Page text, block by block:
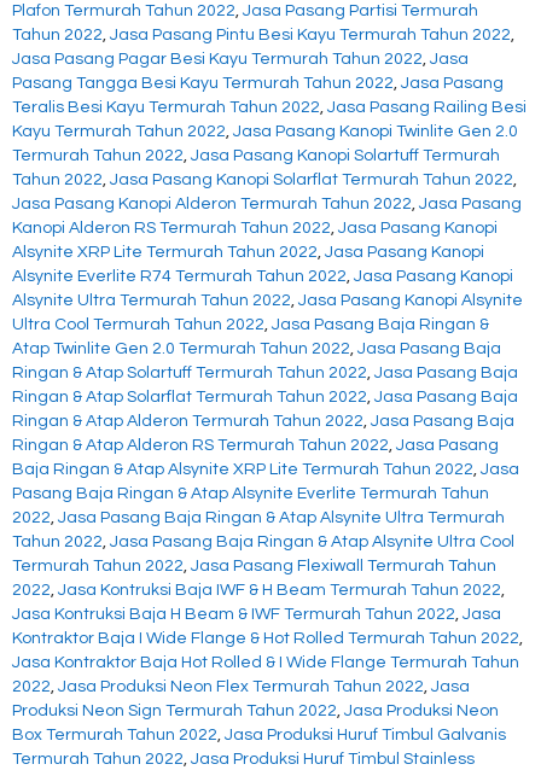
Plafon Termurah Tahun 2022, Jasa Pasang Partisi Termurah
Tahun 2022, Jasa Pasang Pintu Besi Kayu Termurah Tahun 2022,
Jasa Pasang Pagar Besi Kayu Termurah Tahun 2022, Jasa
Pasang Tangga Besi Kayu Termurah Tahun 2022, Jasa Pasang
Teralis Besi Kayu Termurah Tahun 2022, Jasa Pasang Railing Besi
Kayu Termurah Tahun 2022, Jasa Pasang Kanopi Twinlite Gen 2.0
Termurah Tahun 2022, Jasa Pasang Kanopi Solartuff Termurah
Tahun 2022, Jasa Pasang Kanopi Solarflat Termurah Tahun 2022,
Jasa Pasang Kanopi Alderon Termurah Tahun 2022, Jasa Pasang
Kanopi Alderon RS Termurah Tahun 2022, Jasa Pasang Kanopi
Alsynite XRP Lite Termurah Tahun 2022, Jasa Pasang Kanopi
Alsynite Everlite R74 Termurah Tahun 2022, Jasa Pasang Kanopi
Alsynite Ultra Termurah Tahun 2022, Jasa Pasang Kanopi Alsynite
Ultra Cool Termurah Tahun 2022, Jasa Pasang Baja Ringan &
Atap Twinlite Gen 2.0 Termurah Tahun 2022, Jasa Pasang Baja
Ringan & Atap Solartuff Termurah Tahun 2022, Jasa Pasang Baja
Ringan & Atap Solarflat Termurah Tahun 2022, Jasa Pasang Baja
Ringan & Atap Alderon Termurah Tahun 2022, Jasa Pasang Baja
Ringan & Atap Alderon RS Termurah Tahun 2022, Jasa Pasang
Baja Ringan & Atap Alsynite XRP Lite Termurah Tahun 2022, Jasa
Pasang Baja Ringan & Atap Alsynite Everlite Termurah Tahun
2022, Jasa Pasang Baja Ringan & Atap Alsynite Ultra Termurah
Tahun 2022, Jasa Pasang Baja Ringan & Atap Alsynite Ultra Cool
Termurah Tahun 2022, Jasa Pasang Flexiwall Termurah Tahun
2022, Jasa Kontruksi Baja IWF & H Beam Termurah Tahun 2022,
Jasa Kontruksi Baja H Beam & IWF Termurah Tahun 2022, Jasa
Kontraktor Baja I Wide Flange & Hot Rolled Termurah Tahun 2022,
Jasa Kontraktor Baja Hot Rolled & I Wide Flange Termurah Tahun
2022, Jasa Produksi Neon Flex Termurah Tahun 2022, Jasa
Produksi Neon Sign Termurah Tahun 2022, Jasa Produksi Neon
Box Termurah Tahun 2022, Jasa Produksi Huruf Timbul Galvanis
Termurah Tahun 2022, Jasa Produksi Huruf Timbul Stainless